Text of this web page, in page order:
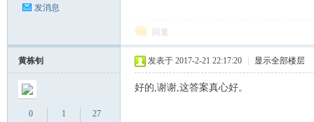
发消息
回复
黄栋钊
0
1
27
发表于 2017-2-21 22:17:20 显示全部楼层
好的,谢谢,这答案真心好。